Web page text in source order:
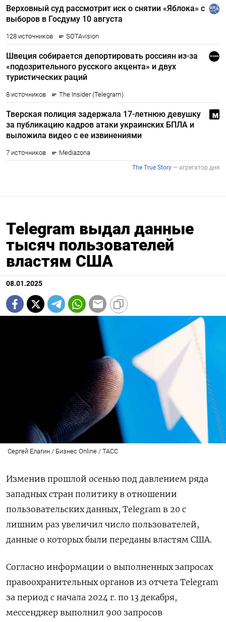
Telegram выдал данные
тысяч пользователей
властям США
08.01.2025
Сергей Елагин / Бизнес Online / ТАСС
Изменив прошлой осенью под давлением ряда
западных стран политику в отношении
пользовательских данных, Telegram в 20 с
лишним раз увеличил число пользователей,
данные о которых были переданы властям США.
Согласно информации о выполненных запросах
правоохранительных органов из отчета Telegram
за период с начала 2024 г. по 13 декабря,
мессенджер выполнил 900 запросов